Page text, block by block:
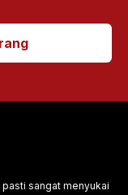
sangat menyukai